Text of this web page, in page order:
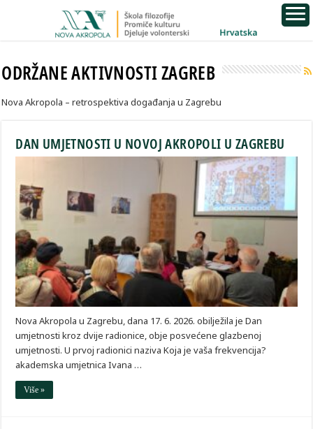
ODRŽANE AKTIVNOSTI ZAGREB
Nova Akropola – retrospektiva događanja u Zagrebu
DAN UMJETNOSTI U NOVOJ AKROPOLI U ZAGREBU
Nova Akropola u Zagrebu, dana 17. 6. 2026. obilježila je Dan
umjetnosti kroz dvije radionice, obje posvećene glazbenoj
umjetnosti. U prvoj radionici naziva Koja je vaša frekvencija?
akademska umjetnica Ivana …
Više »